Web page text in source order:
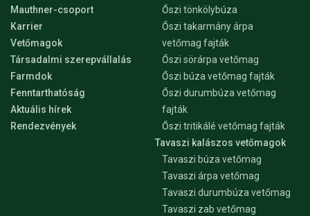
Mauthner-csoport
Karrier
Vetőmagok
Társadalmi szerepvállalás
Farmdok
Fenntarthatóság
Aktuális hírek
Rendezvények
Őszi tönkölybúza
Őszi takarmány árpa
vetőmag fajták
Őszi sörárpa vetőmag
Őszi búza vetőmag fajták
Őszi durumbúza vetőmag
fajták
Őszi tritikálé vetőmag fajták
Tavaszi kalászos vetőmagok
Tavaszi búza vetőmag
Tavaszi árpa vetőmag
Tavaszi durumbúza vetőmag
Tavaszi zab vetőmag